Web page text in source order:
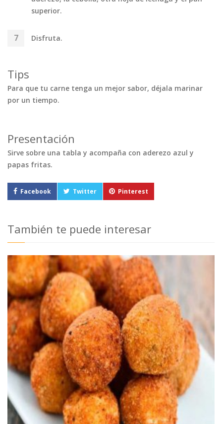
superior.
Disfruta.
Tips
Para que tu carne tenga un mejor sabor, déjala marinar
por un tiempo.
Presentación
Sirve sobre una tabla y acompaña con aderezo azul y
papas fritas.
Facebook Twitter Pinterest
También te puede interesar